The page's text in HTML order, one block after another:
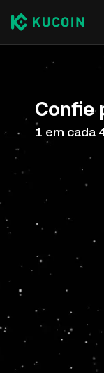
Confie
1 em cada